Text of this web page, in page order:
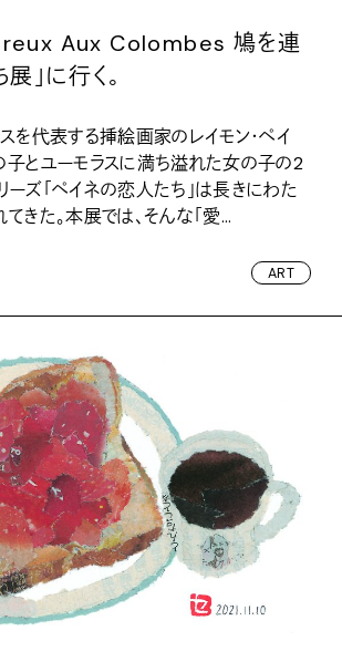
Aux Colombes 鳩を連
」に行く。
を代表する挿絵画家のレイモン・ペイ
子とユーモラスに満ち溢れた女の子の2
ーズ「ペイネの恋人たち」は長きにわた
きた。本展では、そんな「愛...
ART